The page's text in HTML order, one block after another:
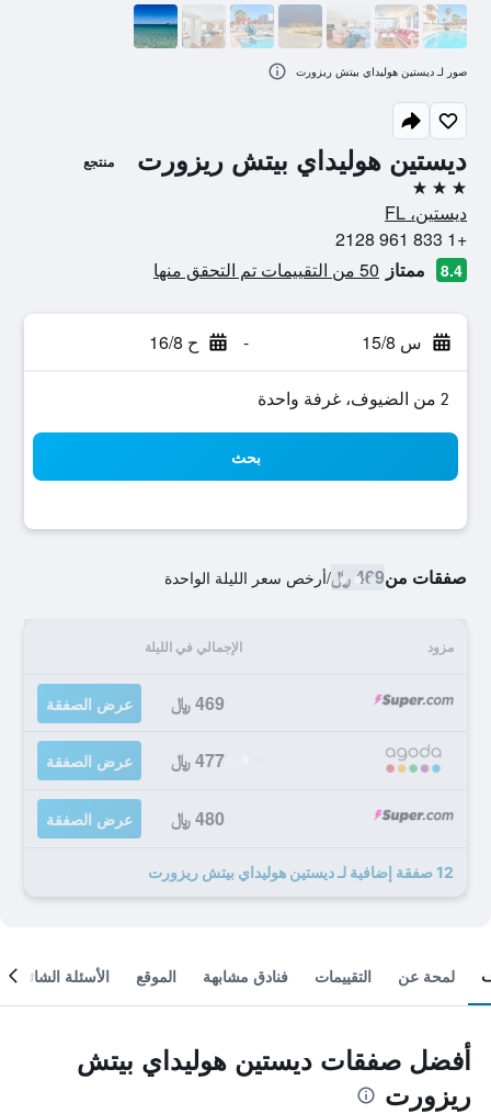
ديستين هوليداي بيتش ريزورت منتجع
3 نجوم
ديستين، FL
+1 833 961 2128
8.4 ممتاز 50 من التقييمات تم التحقق منها
س 15/8 - ح 16/8
2 من الضيوف، غرفة واحدة
بحث
صفقات من469 ﷼ /أرخص سعر الليلة الواحدة
مزود الإجمالي في الليلة
469 ﷼ عرض الصفقة
477 ﷼ عرض الصفقة
480 ﷼ عرض الصفقة
12 صفقة إضافية لـ ديستين هوليداي بيتش ريزورت
صور لـ ديستين هوليداي بيتش ريزورت
لمحة عن التقييمات فنادق مشابهة الموقع الأسئلة الشائعة
أفضل صفقات ديستين هوليداي بيتش
ريزورت